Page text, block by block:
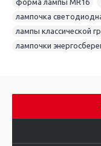
лампочка
лампы классической
лампочки